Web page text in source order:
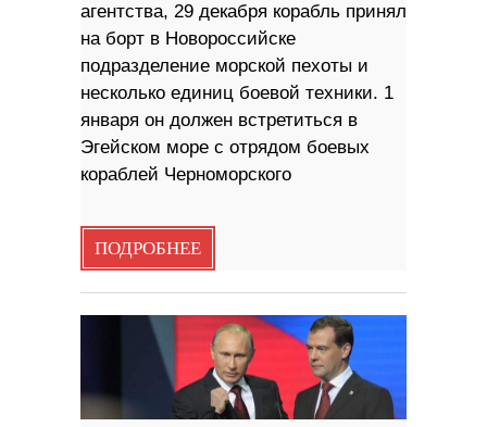
агентства, 29 декабря корабль принял
на борт в Новороссийске
подразделение морской пехоты и
несколько единиц боевой техники. 1
января он должен встретиться в
Эгейском море с отрядом боевых
кораблей Черноморского
ПОДРОБНЕЕ